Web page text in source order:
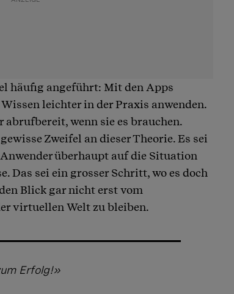
häufig angeführt: Mit den Apps
leichter in der Praxis anwenden.
wenn sie es brauchen.
Zweifel an dieser Theorie. Es sei
überhaupt auf die Situation
Das sei ein grosser Schritt, wo es doch
Blick gar nicht erst vom
virtuellen Welt zu bleiben.
Erfolg!»